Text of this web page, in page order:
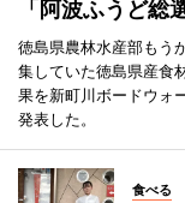
「阿波ふうど総
徳島県農林水産部もう
集していた徳島県産食
果を新町川ボードウォ
発表した。
食べる